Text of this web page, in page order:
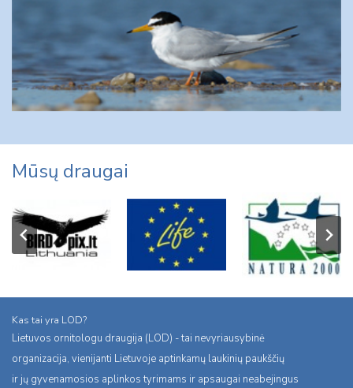
Mūsų draugai
Kas tai yra LOD?
Lietuvos ornitologu draugija (LOD) - tai nevyriausybinė
organizacija, vienijanti Lietuvoje aptinkamų laukinių paukščių
ir jų gyvenamosios aplinkos tyrimams ir apsaugai neabejingus